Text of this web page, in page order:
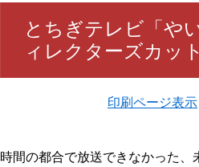
とちぎテレビ「や
ィレクターズカット
印刷ページ表示
時間の都合で放送できなかった